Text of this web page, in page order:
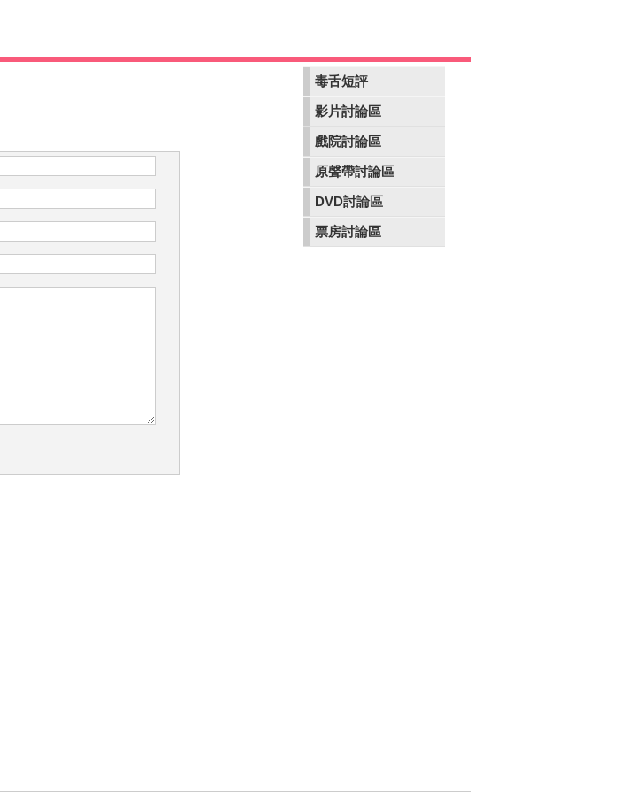
毒舌短評
影片討論區
戲院討論區
原聲帶討論區
DVD討論區
票房討論區